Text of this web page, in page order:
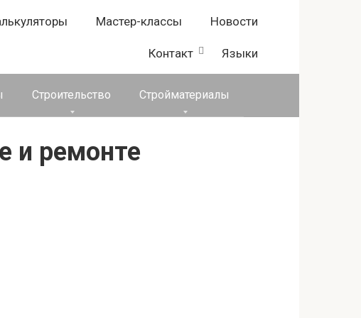
Мастер-классы Новости
Контакт Языки
Строительство Стройматериалы
и ремонте